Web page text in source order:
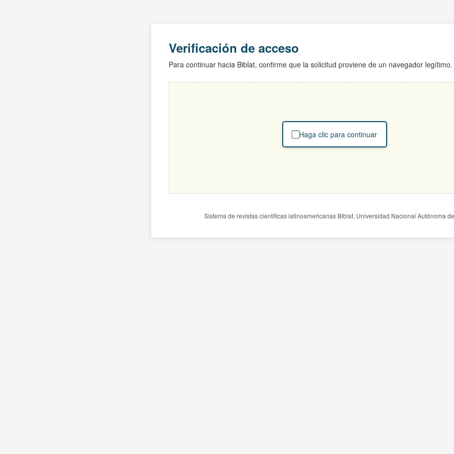
Verificación de acceso
Para continuar hacia Biblat, confirme que la solicitud proviene de un navegador legítimo.
Haga clic para continuar
Sistema de revistas científicas latinoamericanas Biblat. Universidad Nacional Autónoma